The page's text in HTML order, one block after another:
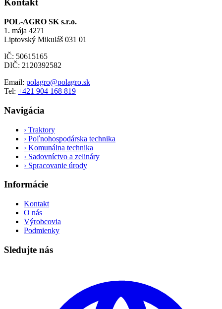
Kontakt
POL-AGRO SK s.r.o.
1. mája 4271
Liptovský Mikuláš 031 01
IČ: 50615165
DIČ: 2120392582
Email: polagro@polagro.sk
Tel: +421 904 168 819
Navigácia
› Traktory
› Poľnohospodárska technika
› Komunálna technika
› Sadovníctvo a zelináry
› Spracovanie úrody
Informácie
Kontakt
O nás
Výrobcovia
Podmienky
Sledujte nás